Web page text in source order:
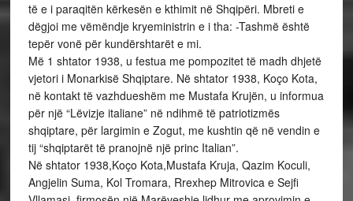
të e i paraqitën kërkesën e kthimit në Shqipëri. Mbreti e
dëgjoi me vëmëndje kryeministrin e i tha: -Tashmë është
tepër vonë për kundërshtarët e mi.
Më 1 shtator 1938, u festua me pompozitet të madh dhjetë
vjetori i Monarkisë Shqiptare. Në shtator 1938, Koço Kota,
në kontakt të vazhdueshëm me Mustafa Krujën, u informua
për një “Lëvizje italiane” në ndihmë të patriotizmës
shqiptare, për largimin e Zogut, me kushtin që në vendin e
tij “shqiptarët të pranojnë një princ Italian”.
Në shtator 1938,Koço Kota,Mustafa Kruja, Qazim Koculi,
Angjelin Suma, Kol Tromara, Rrexhep Mitrovica e Sejfi